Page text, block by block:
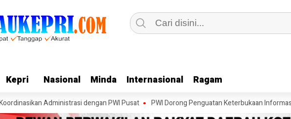
Kepri Nasional Minda Internasional Ragam
Kepri Nasional Minda Internasional Ragam
Administrasi dengan PWI Pusat PWI Dorong Penguatan Keterbukaan Informasi pada